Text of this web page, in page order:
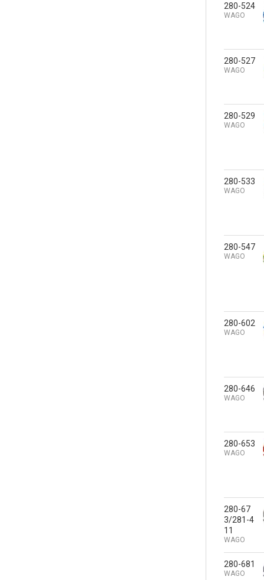
280-524
WAGO
280-527
WAGO
280-529
WAGO
280-533
WAGO
280-547
WAGO
280-602
WAGO
280-646
WAGO
280-653
WAGO
280-67
3/281-4
11
WAGO
280-681
WAGO